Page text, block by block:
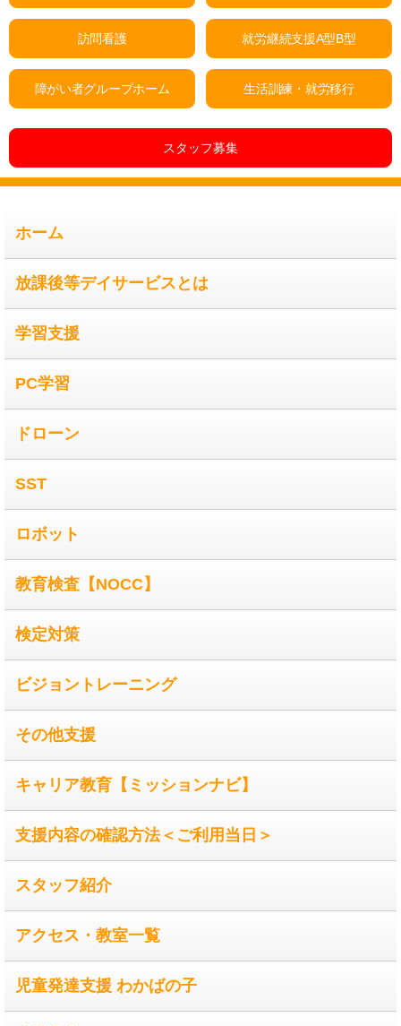
訪問看護 就労継続支援A型B型
障がい者グループホーム 生活訓練・就労移行
スタッフ募集
ホーム
放課後等デイサービスとは
学習支援
PC学習
ドローン
SST
ロボット
教育検査【NOCC】
検定対策
ビジョントレーニング
その他支援
キャリア教育【ミッションナビ】
支援内容の確認方法＜ご利用当日＞
スタッフ紹介
アクセス・教室一覧
児童発達支援 わかばの子